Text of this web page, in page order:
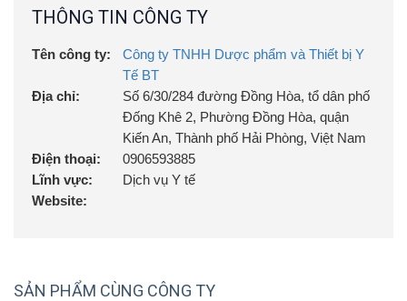
THÔNG TIN CÔNG TY
Tên công ty:
Công ty TNHH Dược phẩm và Thiết bị Y
Tế BT
Địa chỉ:
Số 6/30/284 đường Đồng Hòa, tổ dân phố
Đống Khê 2, Phường Đồng Hòa, quận
Kiến An, Thành phố Hải Phòng, Việt Nam
Điện thoại:
0906593885
Lĩnh vực:
Dịch vụ Y tế
Website:
SẢN PHẨM CÙNG CÔNG TY